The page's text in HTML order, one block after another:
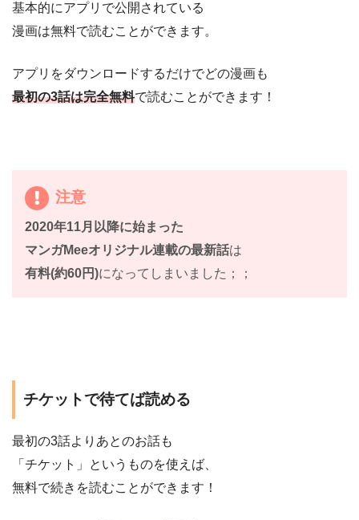
基本的にアプリで公開されている
漫画は無料で読むことができます。
アプリをダウンロードするだけでどの漫画も
最初の3話は完全無料で読むことができます！
注意
2020年11月以降に始まった
マンガMeeオリジナル連載の最新話は
有料(約60円)になってしまいました；；
チケットで待てば読める
最初の3話よりあとのお話も
「チケット」というものを使えば、
無料で続きを読むことができます！